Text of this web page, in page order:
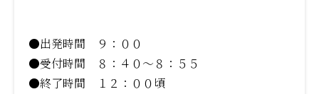
●出発時間 ９：００
●受付時間 ８：４０～８：５５
●終了時間 １２：００頃